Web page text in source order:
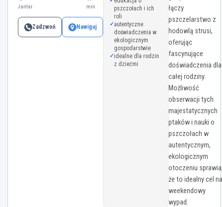
Jantar
min
Zadzwoń Nawiguj
pszczołach i ich
roli
autentyczne
doświadczenia w
ekologicznym
gospodarstwie
idealne dla rodzin
z dziećmi
łączy
pszczelarstwo z
hodowlą strusi,
oferując
fascynujące
doświadczenia dla
całej rodziny.
Możliwość
obserwacji tych
majestatycznych
ptaków i nauki o
pszczołach w
autentycznym,
ekologicznym
otoczeniu
że to idealny cel na
weekendowy
wypad.